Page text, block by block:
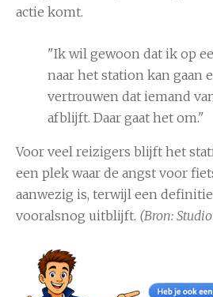
actie komt.
"Ik wil gewoon dat ik op
naar het station kan gaan
vertrouwen dat iemand
afblijft. Daar gaat het om."
Voor veel reizigers blijft het
een plek waar de angst voor
aanwezig is, terwijl een
vooralsnog uitblijft. (Bron: